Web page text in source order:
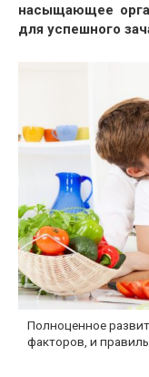
насыщающее
для успешного
Полноценное
факторов, и